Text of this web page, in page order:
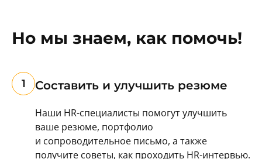
Но мы знаем, как помочь!
1 Составить и улучшить резюме
Наши HR-специалисты помогут улучшить
ваше резюме, портфолио
и сопроводительное письмо, а также
получите советы, как проходить HR-интервью.